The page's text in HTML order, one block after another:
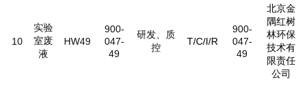
10
实验
室废
液
HW49
900-
047-
49
研发、质
控
T/C/I/R
900-
047-
49
北京金
隅红树
林环保
技术有
限责任
公司